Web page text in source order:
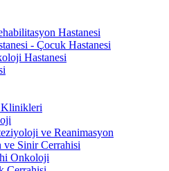
Hastanesi
- Çocuk Hastanesi
Hastanesi
Klinikleri
ve Reanimasyon
ve Sinir Cerrahisi
Onkoloji